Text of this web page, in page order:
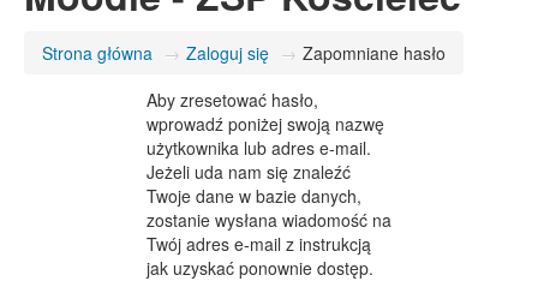
Strona główna → Zaloguj się → Zapomniane hasło
Aby zresetować hasło,
wprowadź poniżej swoją nazwę
użytkownika lub adres e-mail.
Jeżeli uda nam się znaleźć
Twoje dane w bazie danych,
zostanie wysłana wiadomość na
Twój adres e-mail z instrukcją
jak uzyskać ponownie dostęp.